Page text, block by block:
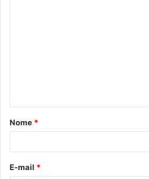
Nome *
E-mail *